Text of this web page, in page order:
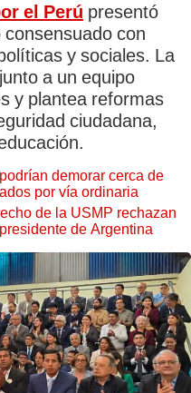
el Perú presentó
con
y sociales. La
a un equipo
y plantea reformas
ciudadana,
demorar cerca de
por vía ordinaria
de la USMP rechazan
de Argentina